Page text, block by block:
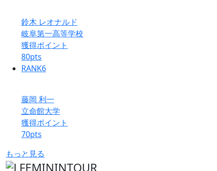
鈴木 レオナルド
岐阜第一高等学校
獲得ポイント
80pts
RANK6
藤岡 利一
立命館大学
獲得ポイント
70pts
もっと見る